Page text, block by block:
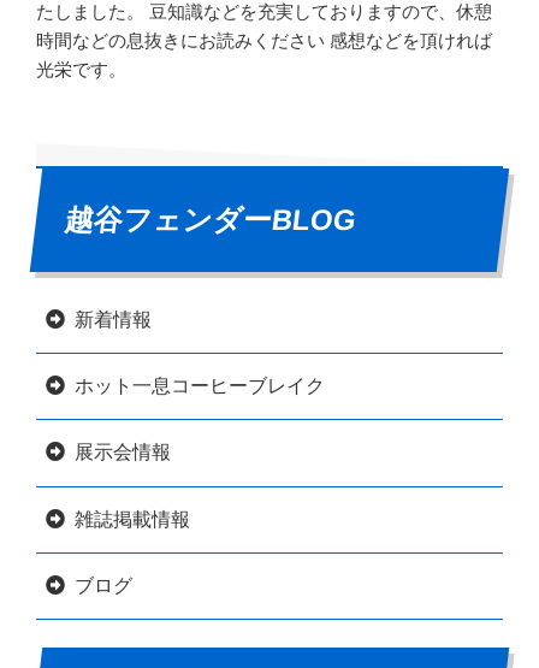
たしました。 豆知識などを充実しておりますので、休憩
時間などの息抜きにお読みください 感想などを頂ければ
光栄です。
越谷フェンダーBLOG
新着情報
ホット一息コーヒーブレイク
展示会情報
雑誌掲載情報
ブログ